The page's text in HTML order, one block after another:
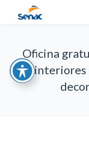
Oficina
interiores